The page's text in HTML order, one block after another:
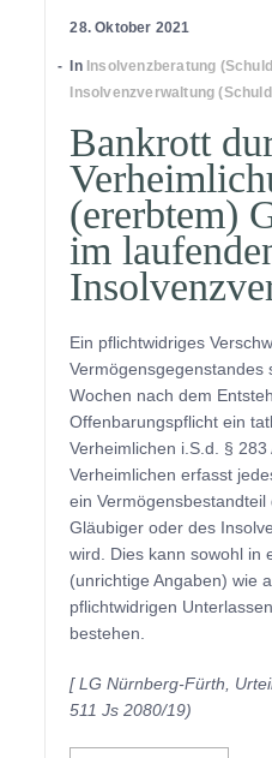
28. Oktober 2021
In Insolvenzberatung
Insolvenzverwaltung
Bankrott
(ererbtem)
im
Ein pflichtwidriges
Vermögensgegenstandes
Wochen nach dem
Offenbarungspflicht ein
Verheimlichen i.S.d. § 283
Verheimlichen erfasst
ein
Gläubiger oder des
wird. Dies kann sowohl in
(unrichtige Angaben) wie
pflichtwidrigen
bestehen.
[ LG Nürnberg-Fürth,
511 Js 2080/19)